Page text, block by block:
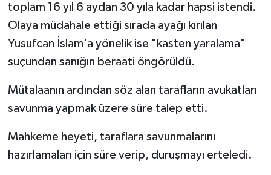
toplam 16 yıl 6 aydan 30 yıla kadar hapsi istendi.
Olaya müdahale ettiği sırada ayağı kırılan
Yusufcan İslam'a yönelik ise "kasten yaralama"
suçundan sanığın beraati öngörüldü.
Mütalaanın ardından söz alan tarafların avukatları
savunma yapmak üzere süre talep etti.
Mahkeme heyeti, taraflara savunmalarını
hazırlamaları için süre verip, duruşmayı erteledi.
Denizli Müftülüğü
Diyarbakır Müftülüğü
Edirne Müftülüğü
Elazığ Müftülüğü
Diyanet TV
İhtida Haberleri